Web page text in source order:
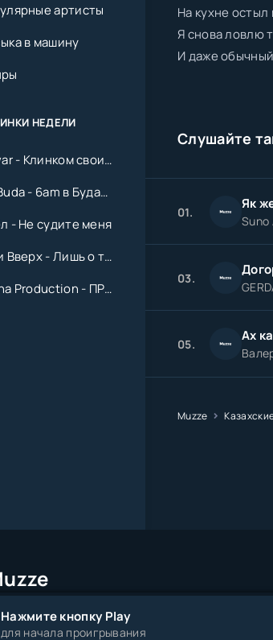
На кухне
Я снова ловлю
И даже
Слушайте
01. Як
Suno
03.
05. Ах
Muzze
артисты
в машину
НЕДЕЛИ
Ingvar - Клинком своим ударишь ты по сердцу мне
Og Buda - 6am в Будапеште
- Не судите меня
Руки Вверх - Лишь о тебе мечтая (Remix cover Deep House)
Pasha Production - ПРАВДУ СКАЖИ
Все права защищены. Администрация:
Нажмите кнопку Play
для начала проигрывания